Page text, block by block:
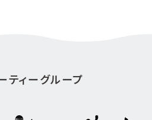
ティーグループ